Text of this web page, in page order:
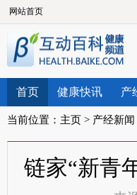
网站首页
首页 健康快讯 产
当前位置： 主页 > 产经新闻
链家“新青